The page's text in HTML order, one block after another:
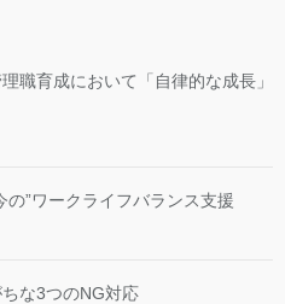
職育成において「自律的な成長」
の”ワークライフバランス支援
な3つのNG対応